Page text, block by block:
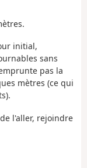
initial,
sans
pas la
mètres (ce qui
l'aller, rejoindre